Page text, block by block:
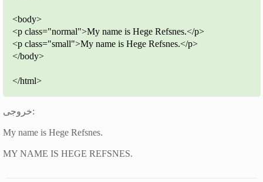
<body>
<p class="normal">My name is Hege Refsnes.</p>
<p class="small">My name is Hege Refsnes.</p>
</body>
</html>
خروجی:
My name is Hege Refsnes.
MY NAME IS HEGE REFSNES.